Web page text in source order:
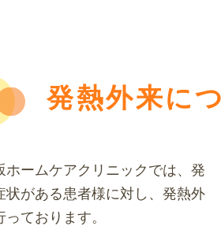
発熱外来に
ホームケアクリニックでは、発
状がある患者様に対し、発熱外
っております。